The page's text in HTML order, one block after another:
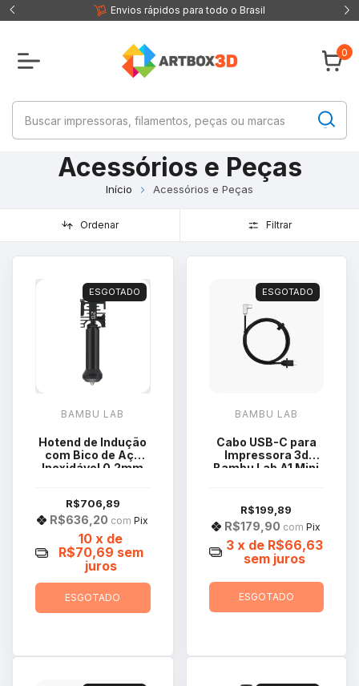
Envios rápidos para todo o Brasil
0
Acessórios e Peças
Início Acessórios e Peças
Ordenar Filtrar
ESGOTADO
BAMBU LAB
Hotend de Indução
com Bico de Aço
Inoxidável 0.2mm
R$706,89
R$636,20 com Pix
10 x de
R$70,69 sem
juros
ESGOTADO
ESGOTADO
BAMBU LAB
Cabo USB-C para
Impressora 3d
Bambu Lab A1 Mini
R$199,89
R$179,90 com Pix
3 x de R$66,63
sem juros
ESGOTADO